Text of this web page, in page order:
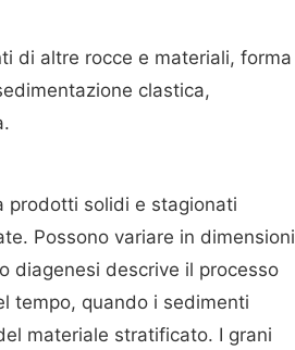
di altre rocce e materiali, forma
clastica,
prodotti solidi e stagionati
Possono variare in dimensioni
diagenesi descrive il processo
tempo, quando i sedimenti
materiale stratificato. I grani